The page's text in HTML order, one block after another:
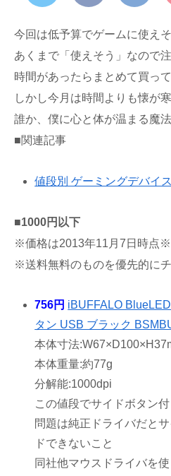
今回は低予算でゲームに使え
あくまで「使えそう」なので
時間があったらまとめて買っ
しかし今月は時間よりも懐が
誰か、僕に心と体が温まる魔
■関連記事
値段別 ゲーミングデバイ
■1000円以下
※価格は2013年11月7日時点※
※送料無料のものを優先的に
756円 iBUFFALO
タン USB ブラック
本体寸法
本体重量:約77g
分解能:1000dpi
この値段でサイドボタン付
問題は純正ドライバだと
ドできないこと
同社他マウスドライバを